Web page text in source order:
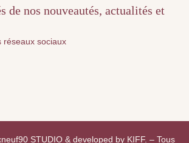
de nos nouveautés, actualités et
réseaux sociaux
STUDIO& developed by KIFF. – Tous